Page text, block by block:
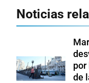
Noticias
por
de